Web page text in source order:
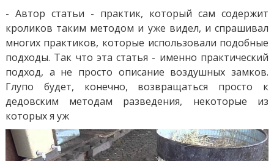
- Автор статьи - практик, который сам содержит
кроликов таким методом и уже видел, и спрашивал
многих практиков, которые использовали подобные
подходы. Так что эта статья - именно практический
подход, а не просто описание воздушных замков.
Глупо будет, конечно, возвращаться просто к
дедовским методам разведения, некоторые из
которых я уж